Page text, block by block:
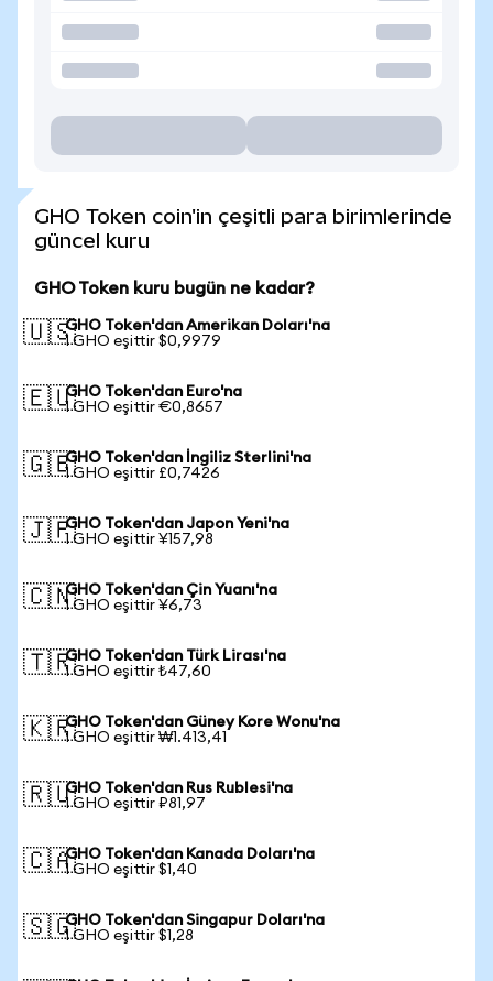
GHO Token coin'in çeşitli para birimlerinde
güncel kuru
GHO Token kuru bugün ne kadar?
🇺🇸GHO Token'dan Amerikan Doları'na
1 GHO eşittir $0,9979
🇪🇺GHO Token'dan Euro'na
1 GHO eşittir €0,8657
🇬🇧GHO Token'dan İngiliz Sterlini'na
1 GHO eşittir £0,7426
🇯🇵GHO Token'dan Japon Yeni'na
1 GHO eşittir ¥157,98
🇨🇳GHO Token'dan Çin Yuanı'na
1 GHO eşittir ¥6,73
🇹🇷GHO Token'dan Türk Lirası'na
1 GHO eşittir ₺47,60
🇰🇷GHO Token'dan Güney Kore Wonu'na
1 GHO eşittir ₩1.413,41
🇷🇺GHO Token'dan Rus Rublesi'na
1 GHO eşittir ₽81,97
🇨🇦GHO Token'dan Kanada Doları'na
1 GHO eşittir $1,40
🇸🇬GHO Token'dan Singapur Doları'na
1 GHO eşittir $1,28